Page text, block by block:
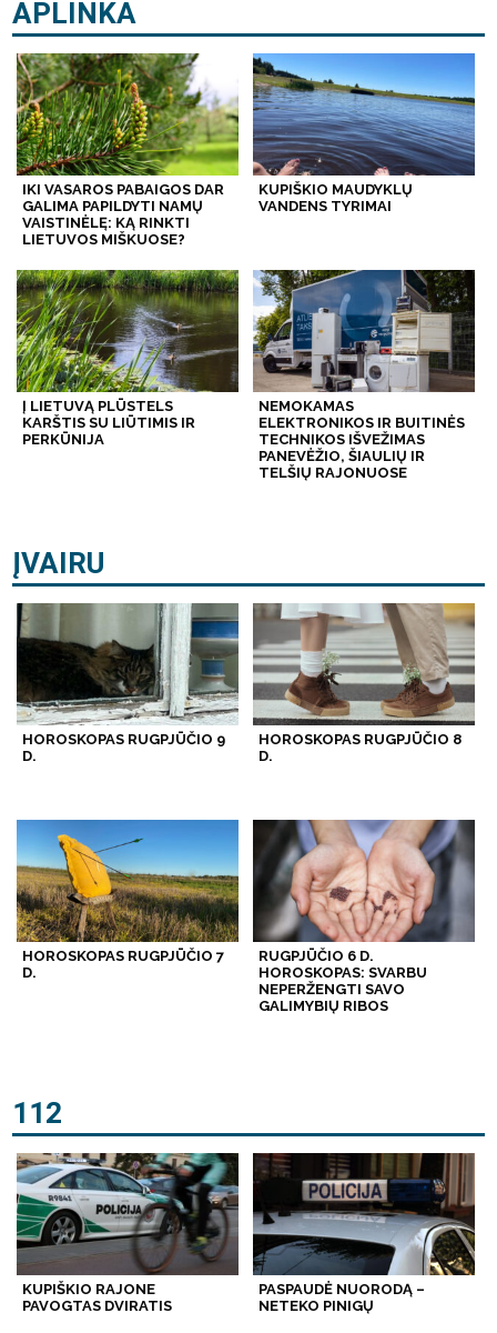
APLINKA
IKI VASAROS PABAIGOS DAR
GALIMA PAPILDYTI NAMŲ
VAISTINĖLĘ: KĄ RINKTI
LIETUVOS MIŠKUOSE?
KUPIŠKIO MAUDYKLŲ
VANDENS TYRIMAI
Į LIETUVĄ PLŪSTELS
KARŠTIS SU LIŪTIMIS IR
PERKŪNIJA
NEMOKAMAS
ELEKTRONIKOS IR BUITINĖS
TECHNIKOS IŠVEŽIMAS
PANEVĖŽIO, ŠIAULIŲ IR
TELŠIŲ RAJONUOSE
ĮVAIRU
HOROSKOPAS RUGPJŪČIO 9
D.
HOROSKOPAS RUGPJŪČIO 8
D.
HOROSKOPAS RUGPJŪČIO 7
D.
RUGPJŪČIO 6 D.
HOROSKOPAS: SVARBU
NEPERŽENGTI SAVO
GALIMYBIŲ RIBOS
112
KUPIŠKIO RAJONE
PAVOGTAS DVIRATIS
PASPAUDĖ NUORODĄ –
NETEKO PINIGŲ